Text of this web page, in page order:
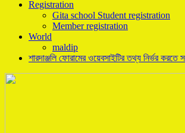
Registration
Gita school Student registration
Member registration
World
maldip
শারদাঞ্জলি ফোরামের ওয়েবসাইটির তথ্য নির্ভর